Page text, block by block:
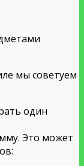
мы советуем
один
Это может